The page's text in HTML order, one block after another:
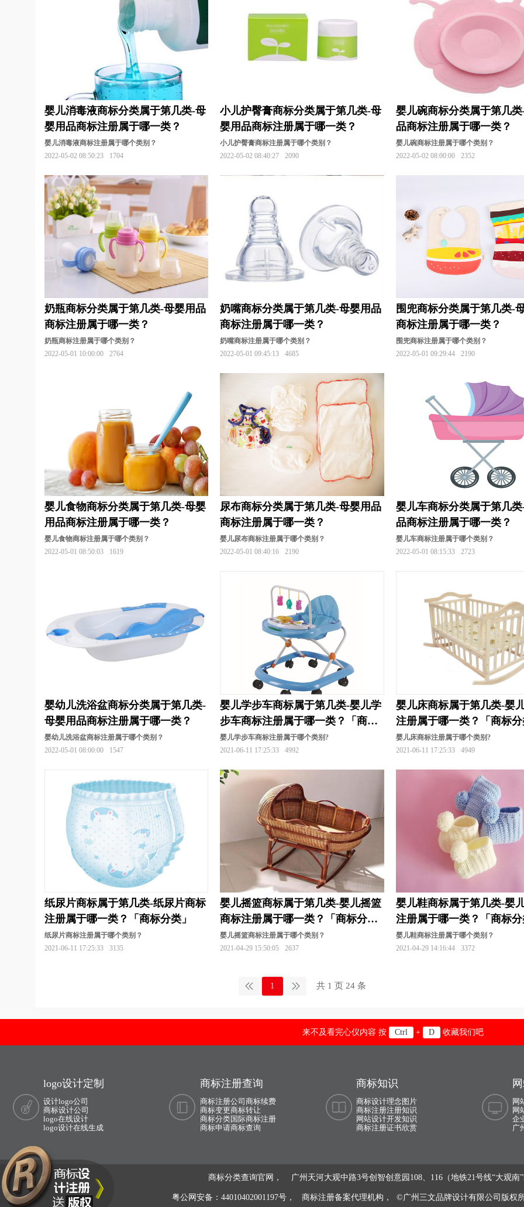
婴儿消毒液商标分类属于第几类-母
婴用品商标注册属于哪一类？
婴儿消毒液商标注册属于哪个类别？
2022-05-02 08:50:23 1704
小儿护臀膏商标分类属于第几类-母
婴用品商标注册属于哪一类？
小儿护臀膏商标注册属于哪个类别？
2022-05-02 08:40:27 2090
婴儿碗商标分类属于第几
品商标注册属于哪一类？
婴儿碗商标注册属于哪个类别？
2022-05-02 08:00:00 2352
奶瓶商标分类属于第几类-母婴用品
商标注册属于哪一类？
奶瓶商标注册属于哪个类别？
2022-05-01 10:00:00 2764
奶嘴商标分类属于第几类-母婴用品
商标注册属于哪一类？
奶嘴商标注册属于哪个类别？
2022-05-01 09:45:13 4685
围兜商标分类属于第几类-
商标注册属于哪一类？
围兜商标注册属于哪个类别？
2022-05-01 09:29:44 2190
婴儿食物商标分类属于第几类-母婴
用品商标注册属于哪一类？
婴儿食物商标注册属于哪个类别？
2022-05-01 08:50:03 1619
尿布商标分类属于第几类-母婴用品
商标注册属于哪一类？
婴儿尿布商标注册属于哪个类别？
2022-05-01 08:40:16 2190
婴儿车商标分类属于第几
品商标注册属于哪一类？
婴儿车商标注册属于哪个类别？
2022-05-01 08:15:33 2723
婴幼儿洗浴盆商标分类属于第几类-
母婴用品商标注册属于哪一类？
婴幼儿洗浴盆商标注册属于哪个类别？
2022-05-01 08:00:00 1547
婴儿学步车商标属于第几类-婴儿学
步车商标注册属于哪一类？「商标
分类」
婴儿学步车商标注册属于哪个类别?
2021-06-11 17:25:33 4992
婴儿床商标属于第几类-婴
注册属于哪一类？「商标
婴儿床商标注册属于哪个类别?
2021-06-11 17:25:33 4949
纸尿片商标属于第几类-纸尿片商标
注册属于哪一类？「商标分类」
纸尿片商标注册属于哪个类别？
2021-06-11 17:25:33 3135
婴儿摇篮商标属于第几类-婴儿摇篮
商标注册属于哪一类？「商标分
类」
婴儿摇篮商标注册属于哪个类别？
2021-04-29 15:50:05 2637
婴儿鞋商标属于第几类-婴
注册属于哪一类？「商标
婴儿鞋商标注册属于哪个类别？
2021-04-29 14:16:44 3372
1 共 1 页 24 条
来不及看完心仪内容 按 Ctrl + D 收藏我们吧
logo设计定制
设计logo公司
商标设计公司
logo在线设计
logo设计在线生成
商标注册查询
商标注册公司商标续费
商标变更商标转让
商标分类国际商标注册
商标申请商标查询
商标知识
商标设计理念图片
商标注册注册知识
网站设计开发知识
商标注册证书欣赏
网
网
企
广
商标分类查询官网， 广州天河大观中路3号创智创意园108、116（地铁21号线“大观南
粤公网安备：44010402001197号， 商标注册备案代理机构， ©广州三文品牌设计有限公司版权